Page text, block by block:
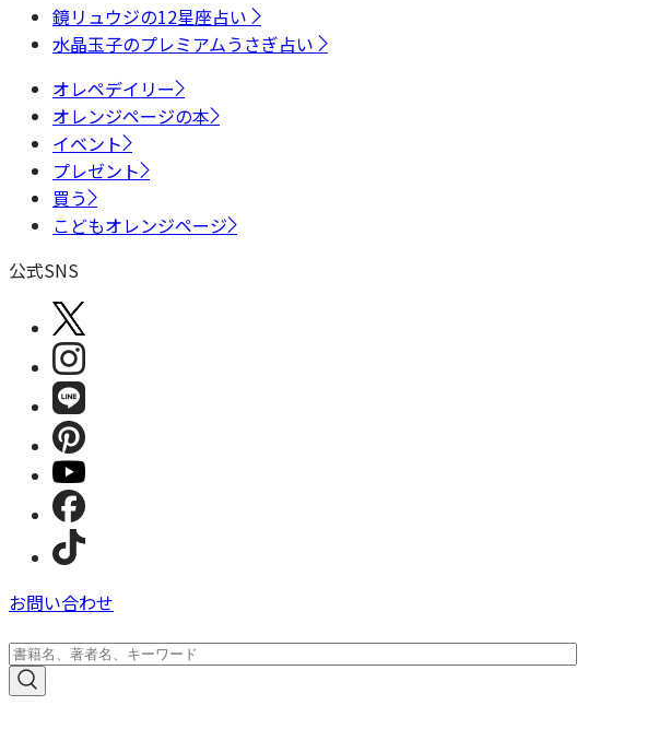
鏡リュウジの12星座占い
水晶玉子のプレミアムうさぎ占い
オレペデイリー
オレンジページの本
イベント
プレゼント
買う
こどもオレンジページ
公式SNS
お問い合わせ